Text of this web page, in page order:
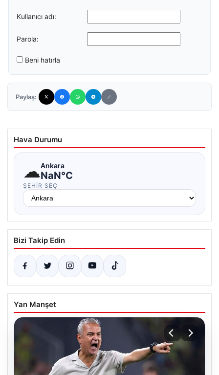
Kullanıcı adı:
Parola:
Beni hatırla
Paylaş:
Hava Durumu
☁Ankara
NaN°C
ŞEHIR SEÇ
Bizi Takip Edin
Yan Manşet